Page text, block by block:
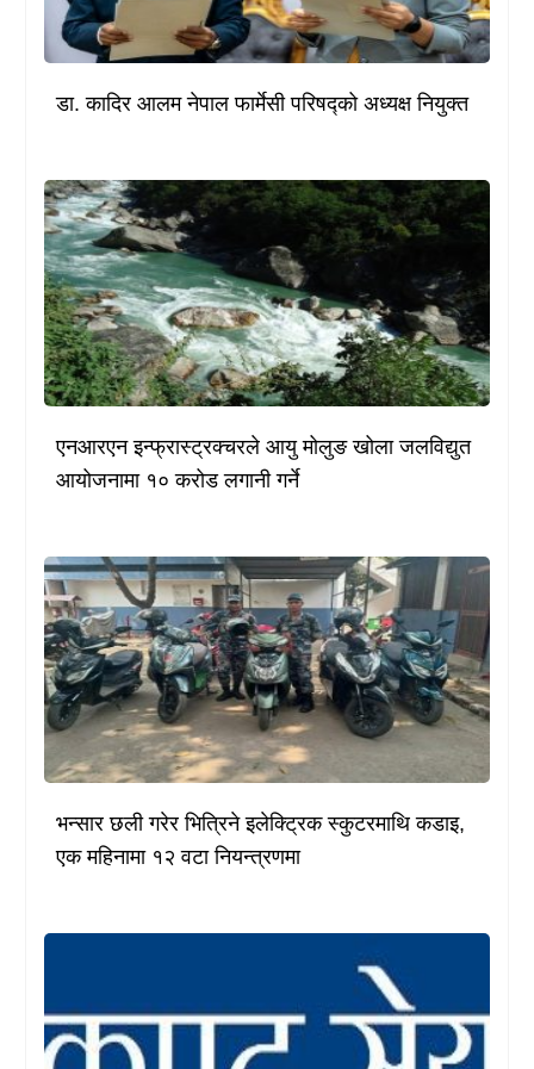
डा. कादिर आलम नेपाल फार्मेसी परिषद्को अध्यक्ष नियुक्त
एनआरएन इन्फ्रास्ट्रक्चरले आयु मोलुङ खोला जलविद्युत
आयोजनामा १० करोड लगानी गर्ने
भन्सार छली गरेर भित्रिने इलेक्ट्रिक स्कुटरमाथि कडाइ,
एक महिनामा १२ वटा नियन्त्रणमा